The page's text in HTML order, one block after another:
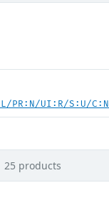
PR:N/UI:R/S:U/
25 products